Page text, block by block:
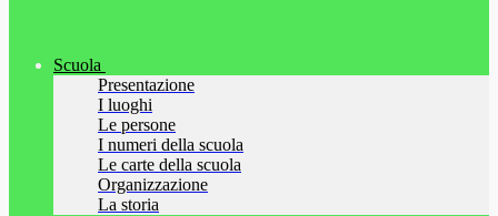
Scuola
Presentazione
I luoghi
Le persone
I numeri della scuola
Le carte della scuola
Organizzazione
La storia